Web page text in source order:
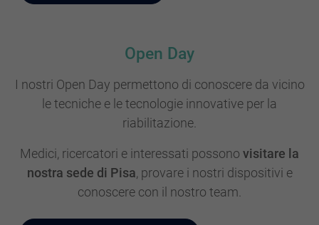
Open Day
I nostri Open Day permettono di conoscere da vicino
le tecniche e le tecnologie innovative per la
riabilitazione.
Medici, ricercatori e interessati possono visitare la
nostra sede di Pisa, provare i nostri dispositivi e
conoscere con il nostro team.